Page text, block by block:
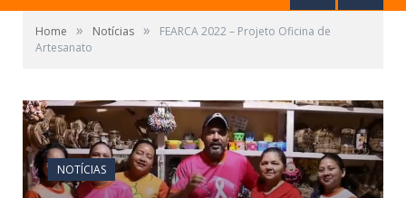
Home » Notícias »
FEARCA 2022 – Projeto Oficina de
Artesanato
NOTÍCIAS